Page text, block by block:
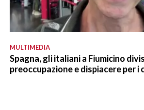
MULTIMEDIA
Spagna, gli italiani a Fiumicino
preoccupazione e dispiacere per